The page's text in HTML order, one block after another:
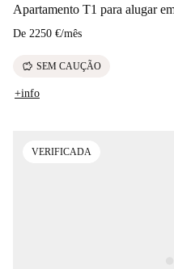
Apartamento T1 para alugar
De 2250 €/mês
savings SEM CAUÇÃO
+info
VERIFICADA